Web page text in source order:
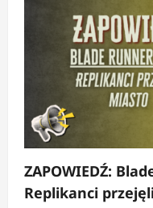
ZAPOWIEDŹ:
Replikanci